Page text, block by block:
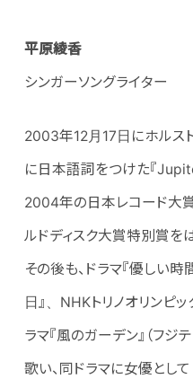
平原綾香
シンガーソングライター
2003年12月17日にホルスト
に日本語詞をつけた『
2004年の日本レコード大
ルドディスク大賞特別賞を
その後も、ドラマ『優しい時
日』、NHKトリノオリンピッ
ラマ『風のガーデン』（フジ
歌い、同ドラマに女優として